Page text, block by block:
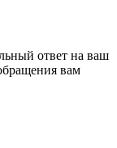
ответ на ваш
вам